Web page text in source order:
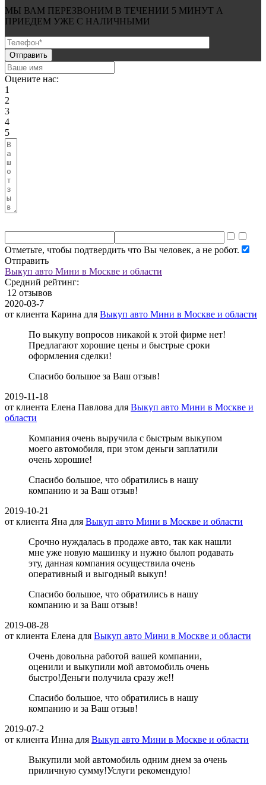
МЫ ВАМ ПЕРЕЗВОНИМ В ТЕЧЕНИИ 5 МИНУТ А
ПРИЕДЕМ УЖЕ С НАЛИЧНЫМИ
Оцените нас:
1
2
3
4
5
Отметьте, чтобы подтвердить что Вы человек, а не робот.
Отправить
Выкуп авто Мини в Москве и области
Средний рейтинг:
12 отзывов
2020-03-7
от клиента Карина для Выкуп авто Мини в Москве и области
По выкупу вопросов никакой к этой фирме нет!
Предлагают хорошие цены и быстрые сроки
оформления сделки!
Спасибо большое за Ваш отзыв!
2019-11-18
от клиента Елена Павлова для Выкуп авто Мини в Москве и
области
Компания очень выручила с быстрым выкупом
моего автомобиля, при этом деньги заплатили
очень хорошие!
Спасибо большое, что обратились в нашу
компанию и за Ваш отзыв!
2019-10-21
от клиента Яна для Выкуп авто Мини в Москве и области
Срочно нуждалась в продаже авто, так как нашли
мне уже новую машинку и нужно былоп родавать
эту, данная компания осуществила очень
оперативный и выгодный выкуп!
Спасибо большое, что обратились в нашу
компанию и за Ваш отзыв!
2019-08-28
от клиента Елена для Выкуп авто Мини в Москве и области
Очень довольна работой вашей компании,
оценили и выкупили мой автомобиль очень
быстро!Деньги получила сразу же!!
Спасибо большое, что обратились в нашу
компанию и за Ваш отзыв!
2019-07-2
от клиента Инна для Выкуп авто Мини в Москве и области
Выкупили мой автомобиль одним днем за очень
приличную сумму!Услуги рекомендую!